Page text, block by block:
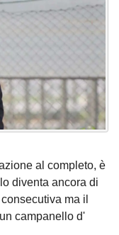
al completo, è
diventa ancora di
ma il
campanello d'